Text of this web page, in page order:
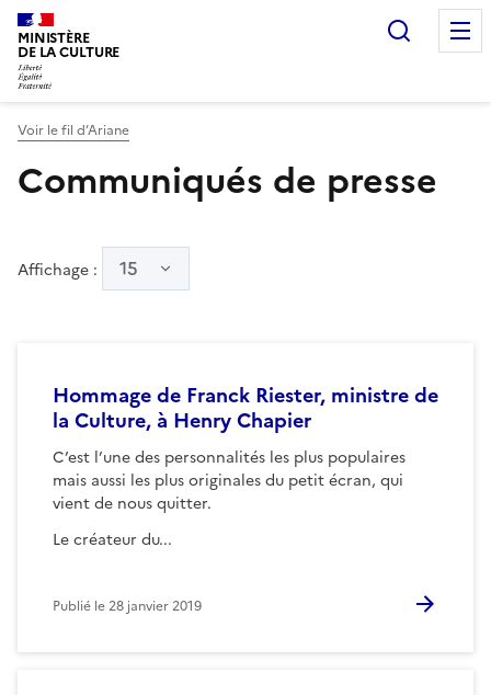
MINISTÈRE
DE LA CULTURE
Voir le fil d’Ariane
Communiqués de presse
Affichage : 15
Hommage de Franck Riester, ministre de
la Culture, à Henry Chapier
C’est l’une des personnalités les plus populaires
mais aussi les plus originales du petit écran, qui
vient de nous quitter.
Le créateur du...
Publié le28 janvier 2019